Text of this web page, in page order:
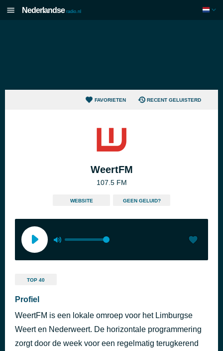
Nederlandse radio.nl
FAVORIETEN RECENT GELUISTERD
WeertFM
107.5 FM
WEBSITE GEEN GELUID?
TOP 40
Profiel
WeertFM is een lokale omroep voor het Limburgse
Weert en Nederweert. De horizontale programmering
zorgt door de week voor een regelmatig terugkerend